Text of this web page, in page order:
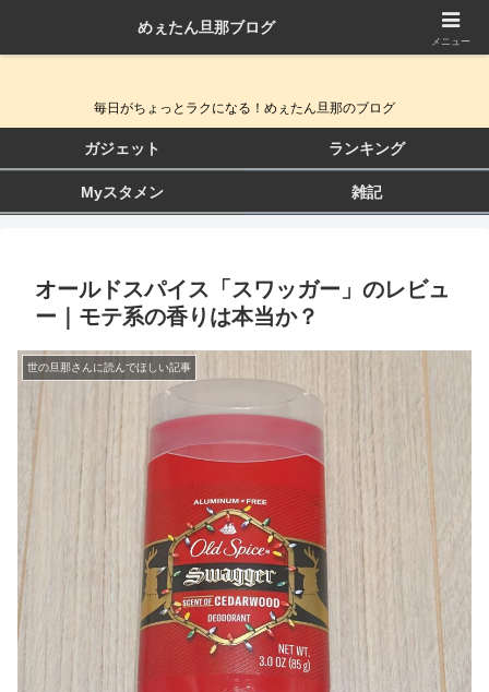
QOL向上ガジェット＆生活改善ブログ
毎日がちょっとラクになる！めぇたん旦那のブログ
ガジェット ランキング
Myスタメン 雑記
オールドスパイス「スワッガー」のレビュ
ー｜モテ系の香りは本当か？
世の旦那さんに読んでほしい記事
めぇたん旦那ブログ
メニュー